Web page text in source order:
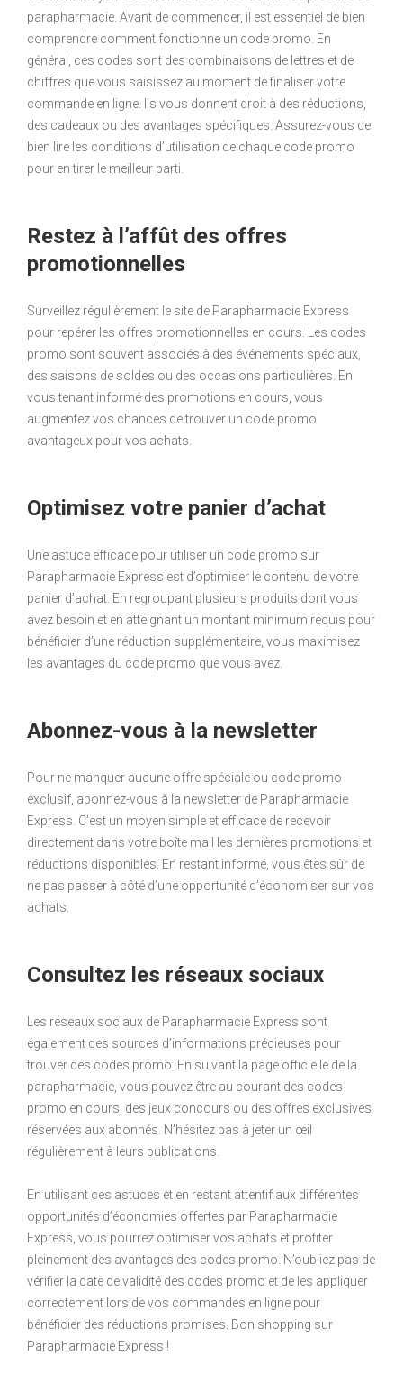
parapharmacie. Avant de commencer, il est essentiel de bien
comprendre comment fonctionne un code promo. En
général, ces codes sont des combinaisons de lettres et de
chiffres que vous saisissez au moment de finaliser votre
commande en ligne. Ils vous donnent droit à des réductions,
des cadeaux ou des avantages spécifiques. Assurez-vous de
bien lire les conditions d’utilisation de chaque code promo
pour en tirer le meilleur parti.
Restez à l’affût des offres
promotionnelles
Surveillez régulièrement le site de Parapharmacie Express
pour repérer les offres promotionnelles en cours. Les codes
promo sont souvent associés à des événements spéciaux,
des saisons de soldes ou des occasions particulières. En
vous tenant informé des promotions en cours, vous
augmentez vos chances de trouver un code promo
avantageux pour vos achats.
Optimisez votre panier d’achat
Une astuce efficace pour utiliser un code promo sur
Parapharmacie Express est d’optimiser le contenu de votre
panier d’achat. En regroupant plusieurs produits dont vous
avez besoin et en atteignant un montant minimum requis pour
bénéficier d’une réduction supplémentaire, vous maximisez
les avantages du code promo que vous avez.
Abonnez-vous à la newsletter
Pour ne manquer aucune offre spéciale ou code promo
exclusif, abonnez-vous à la newsletter de Parapharmacie
Express. C’est un moyen simple et efficace de recevoir
directement dans votre boîte mail les dernières promotions et
réductions disponibles. En restant informé, vous êtes sûr de
ne pas passer à côté d’une opportunité d’économiser sur vos
achats.
Consultez les réseaux sociaux
Les réseaux sociaux de Parapharmacie Express sont
également des sources d’informations précieuses pour
trouver des codes promo. En suivant la page officielle de la
parapharmacie, vous pouvez être au courant des codes
promo en cours, des jeux concours ou des offres exclusives
réservées aux abonnés. N’hésitez pas à jeter un œil
régulièrement à leurs publications.
En utilisant ces astuces et en restant attentif aux différentes
opportunités d’économies offertes par Parapharmacie
Express, vous pourrez optimiser vos achats et profiter
pleinement des avantages des codes promo. N’oubliez pas de
vérifier la date de validité des codes promo et de les appliquer
correctement lors de vos commandes en ligne pour
bénéficier des réductions promises. Bon shopping sur
Parapharmacie Express !